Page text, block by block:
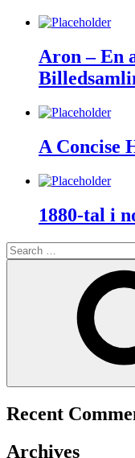
Aron – En
A Concise
1880-tal i
Search
for:
Recent
Archives